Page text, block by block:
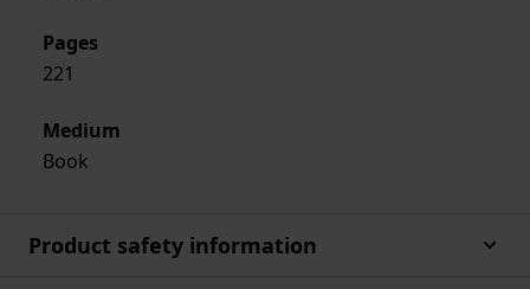
Pages
221
Medium
Book
Product safety information